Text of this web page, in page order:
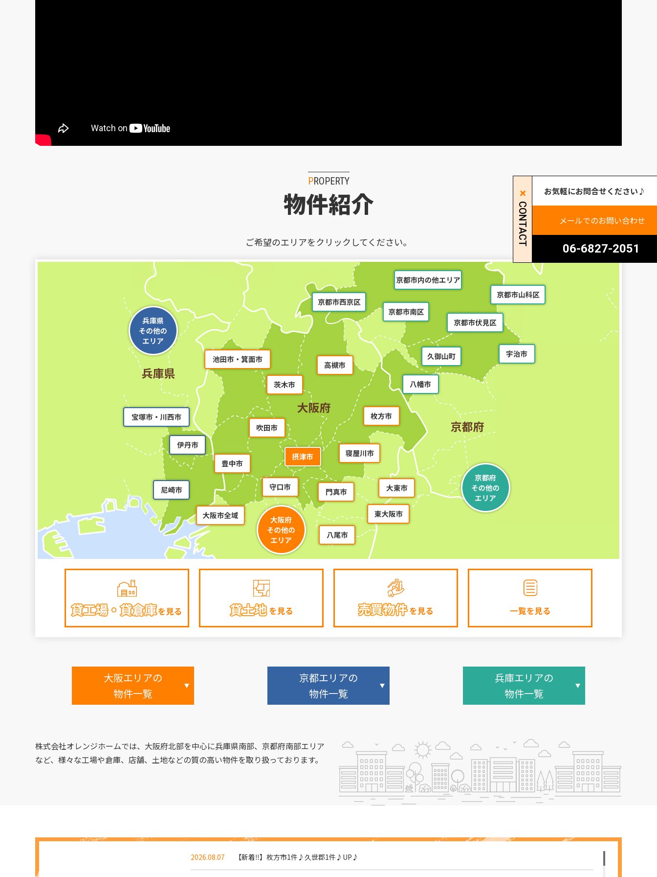
PROPERTY
物件紹介
ご希望のエリアをクリックしてください。
大阪エリアの
物件一覧
京都エリアの
物件一覧
兵庫エリアの
物件一覧
株式会社オレンジホームでは、大阪府北部を中心に兵庫県南部、京都府南部エリア
など、様々な工場や倉庫、店舗、土地などの質の高い物件を取り扱っております。
2026.08.07 【新着‼】枚方市1件♪久世郡1件♪UP♪
CONTACT
お気軽にお問合せください♪
メールでのお問い合わせ
06-6827-2051